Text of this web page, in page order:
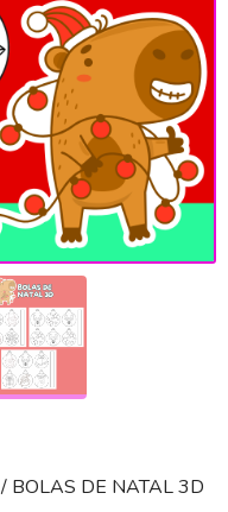
/ BOLAS DE NATAL 3D